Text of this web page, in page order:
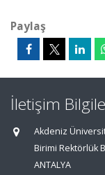
Paylaş
İletişim
Akdeniz
Birimi Rektörlük
ANTALYA